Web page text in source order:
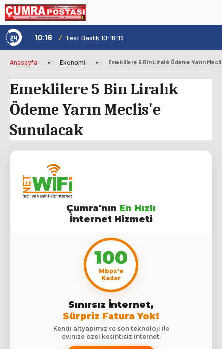
10:16 / Test Baslik 10:16:19
Anasayfa » Ekonomi » Emeklilere 5 Bin Liralık Ödeme Yarın
Emeklilere 5 Bin Liralık
Ödeme Yarın Meclis'e
Sunulacak
Çumra'nın En Hızlı
İnternet Hizmeti
100
Mbps'e
Kadar
Sınırsız İnternet,
Sürpriz Fatura Yok!
Kendi altyapımız ve son teknoloji ile
evinize özel kesintisiz internet.